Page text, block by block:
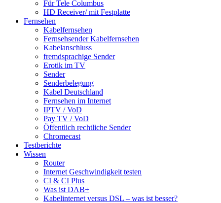
Für Tele Columbus
HD Receiver/ mit Festplatte
Fernsehen
Kabelfernsehen
Fernsehsender Kabelfernsehen
Kabelanschluss
fremdsprachige Sender
Erotik im TV
Sender
Senderbelegung
Kabel Deutschland
Fernsehen im Internet
IPTV / VoD
Pay TV / VoD
Öffentlich rechtliche Sender
Chromecast
Testberichte
Wissen
Router
Internet Geschwindigkeit testen
CI & CI Plus
Was ist DAB+
Kabelinternet versus DSL – was ist besser?